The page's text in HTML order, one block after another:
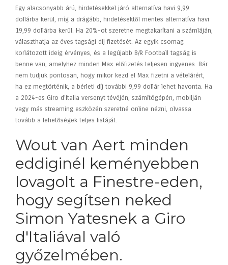
Egy alacsonyabb árú, hirdetésekkel járó alternatíva havi 9,99
dollárba kerül, míg a drágább, hirdetésektől mentes alternatíva havi
19,99 dollárba kerül. Ha 20%-ot szeretne megtakarítani a számláján,
választhatja az éves tagsági díj fizetését. Az egyik csomag
korlátozott ideig érvényes, és a legújabb B/R Football tagság is
benne van, amelyhez minden Max előfizetés teljesen ingyenes. Bár
nem tudjuk pontosan, hogy mikor kezd el Max fizetni a vételárért,
ha ez megtörténik, a bérleti díj további 9,99 dollár lehet havonta. Ha
a 2024-es Giro d'Italia versenyt tévéjén, számítógépén, mobilján
vagy más streaming eszközén szeretné online nézni, olvassa
tovább a lehetőségek teljes listáját.
Wout van Aert minden
eddiginél keményebben
lovagolt a Finestre-eden,
hogy segítsen neked
Simon Yatesnek a Giro
d'Italiával való
győzelmében.